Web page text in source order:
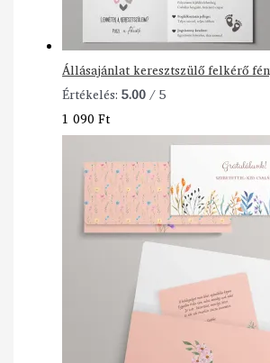
Állásajánlat keresztszülő felkérő
Értékelés:5.00/ 5
1 090Ft